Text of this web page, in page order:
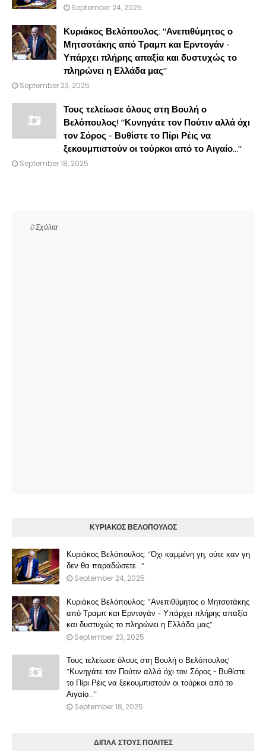
September 24, 2025
Κυριάκος Βελόπουλος: "Ανεπιθύμητος ο
Μητσοτάκης από Τραμπ και Ερντογάν -
Υπάρχει πλήρης απαξία και δυστυχώς το
πληρώνει η Ελλάδα μας"
September 23, 2025
Τους τελείωσε όλους στη Βουλή ο
Βελόπουλος! "Κυνηγάτε τον Πούτιν αλλά όχι
τον Σόρος - Βυθίστε το Πίρι Ρέις να
ξεκουμπιστούν οι τούρκοι από το Αιγαίο..."
September 18, 2025
0 Σχόλια
ΚΥΡΙΑΚΟΣ ΒΕΛΟΠΟΥΛΟΣ
Κυριάκος Βελόπουλος: "Όχι καμμένη γη, ούτε καν γη
δεν θα παραδώσετε..."
September 24, 2025
Κυριάκος Βελόπουλος: "Ανεπιθύμητος ο Μητσοτάκης
από Τραμπ και Ερντογάν - Υπάρχει πλήρης απαξία
και δυστυχώς το πληρώνει η Ελλάδα μας"
September 23, 2025
Τους τελείωσε όλους στη Βουλή ο Βελόπουλος!
"Κυνηγάτε τον Πούτιν αλλά όχι τον Σόρος - Βυθίστε
το Πίρι Ρέις να ξεκουμπιστούν οι τούρκοι από το
Αιγαίο..."
September 18, 2025
ΔΙΠΛΑ ΣΤΟΥΣ ΠΟΛΙΤΕΣ